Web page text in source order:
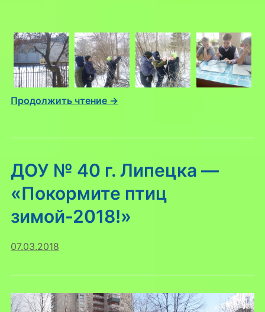
Продолжить чтение →
ДОУ № 40 г. Липецка —
«Покормите птиц
зимой-2018!»
07.03.2018